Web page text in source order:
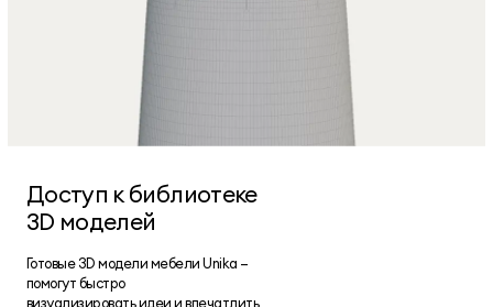
Доступ к библиотеке
3D моделей
Готовые 3D модели мебели Unika —
помогут быстро
визуализировать идеи и впечатлить